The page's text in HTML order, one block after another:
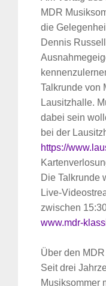
MDR
die
Dennis
Talkrunde von
Lausitzhalle.
dabei sein
bei der
https://
Die Talkrunde
Live-
zwischen
www.mdr-
Über den
Seit drei
Musiksommer